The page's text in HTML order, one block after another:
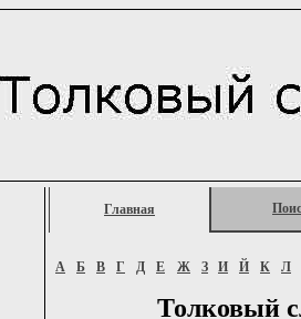
Главная
А Б В Г Д Е Ж З И Й К Л
Толковый